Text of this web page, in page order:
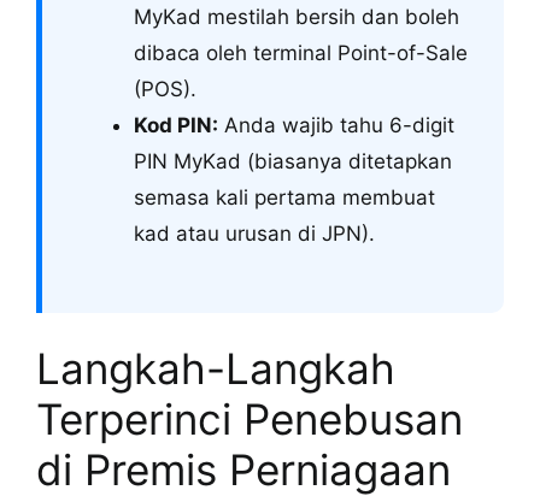
MyKad mestilah bersih dan boleh
dibaca oleh terminal Point-of-Sale
(POS).
Kod PIN: Anda wajib tahu 6-digit
PIN MyKad (biasanya ditetapkan
semasa kali pertama membuat
kad atau urusan di JPN).
Langkah-Langkah
Terperinci Penebusan
di Premis Perniagaan